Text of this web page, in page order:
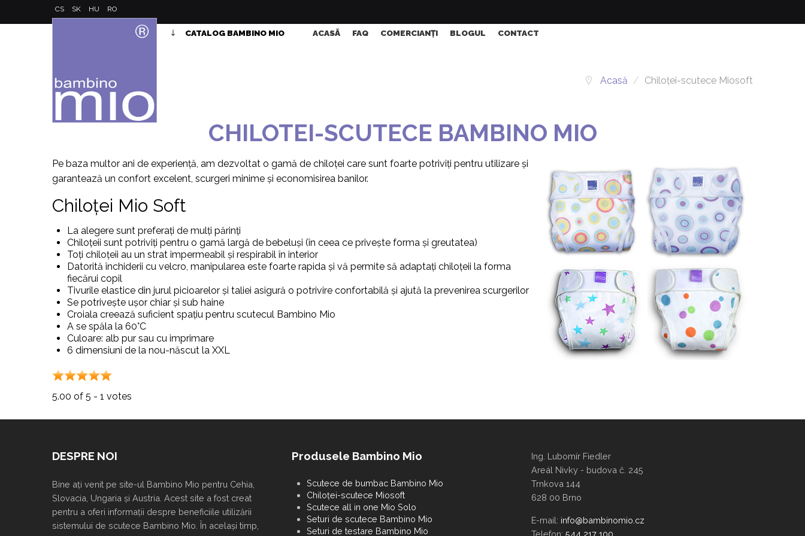
CS SK HU RO
CATALOG BAMBINO MIO ACASĂ FAQ COMERCIANȚI BLOGUL CONTACT
Acasă / Chiloței-scutece Miosoft
CHILOTEI-SCUTECE BAMBINO MIO
Pe baza multor ani de experiență, am dezvoltat o gamă de chiloței care sunt foarte potriviți pentru utilizare și
garantează un confort excelent, scurgeri minime și economisirea banilor.
Chiloței Mio Soft
La alegere sunt preferați de mulți părinți
Chiloțeii sunt potriviți pentru o gamă largă de bebeluși (în ceea ce privește forma și greutatea)
Toți chiloțeii au un strat impermeabil și respirabil în interior
Datorită închiderii cu velcro, manipularea este foarte rapida și vă permite să adaptați chiloțeii la forma
fiecărui copil
Tivurile elastice din jurul picioarelor și taliei asigură o potrivire confortabilă și ajută la prevenirea scurgerilor
Se potrivește ușor chiar și sub haine
Croiala creează suficient spațiu pentru scutecul Bambino Mio
A se spăla la 60°C
Culoare: alb pur sau cu imprimare
6 dimensiuni de la nou-născut la XXL
5.00 of 5 - 1 votes
rating
article.
DESPRE NOI
Bine ați venit pe site-ul Bambino Mio pentru Cehia,
Slovacia, Ungaria și Austria. Acest site a fost creat
pentru a oferi informații despre beneficiile utilizării
sistemului de scutece Bambino Mio. În același timp,
Produsele Bambino Mio
Scutece de bumbac Bambino Mio
Chiloței-scutece Miosoft
Scutece all in one Mio Solo
Seturi de scutece Bambino Mio
Seturi de testare Bambino Mio
Ing. Lubomír Fiedler
Areál Nivky - budova č. 245
Trnkova 144
628 00 Brno
E-mail:
Telefon: 544 217 100